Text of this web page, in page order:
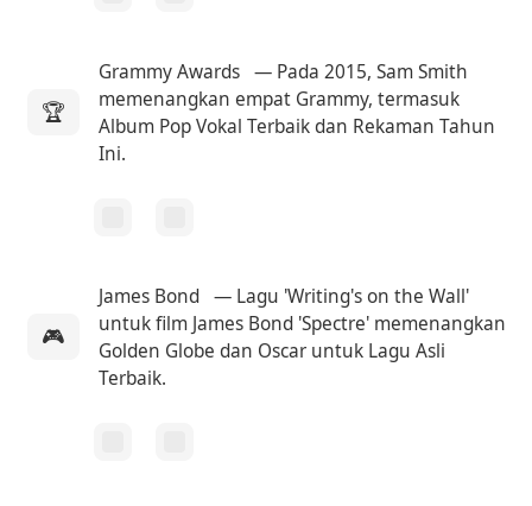
🏆
Grammy Awards — Pada 2015, Sam Smith
memenangkan empat Grammy, termasuk
Album Pop Vokal Terbaik dan Rekaman Tahun
Ini.
🎮
James Bond — Lagu 'Writing's on the Wall'
untuk film James Bond 'Spectre' memenangkan
Golden Globe dan Oscar untuk Lagu Asli
Terbaik.